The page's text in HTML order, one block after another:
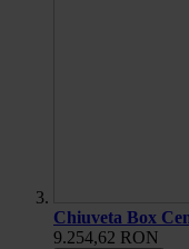
Chiuveta Box
9.254,62 RON